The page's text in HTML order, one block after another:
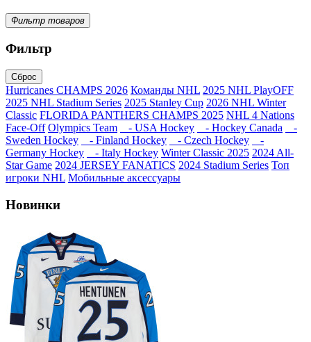
Фильтр товаров
Фильтр
Сброс
Hurricanes CHAMPS 2026 Команды NHL 2025 NHL PlayOFF
2025 NHL Stadium Series 2025 Stanley Cup 2026 NHL Winter
Classic FLORIDA PANTHERS CHAMPS 2025 NHL 4 Nations
Face-Off Olympics Team - USA Hockey - Hockey Canada
-
Sweden Hockey
- Finland Hockey - Czech Hockey
-
Germany Hockey
- Italy Hockey Winter Classic 2025 2024 All-
Star Game 2024 JERSEY FANATICS 2024 Stadium Series Топ
игроки NHL Мобильные аксессуары
Новинки